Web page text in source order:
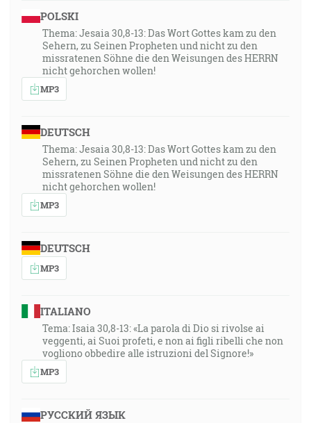
POLSKI
Thema: Jesaia 30,8-13: Das Wort Gottes kam zu den
Sehern, zu Seinen Propheten und nicht zu den
missratenen Söhne die den Weisungen des HERRN
nicht gehorchen wollen!
MP3
DEUTSCH
Thema: Jesaia 30,8-13: Das Wort Gottes kam zu den
Sehern, zu Seinen Propheten und nicht zu den
missratenen Söhne die den Weisungen des HERRN
nicht gehorchen wollen!
MP3
DEUTSCH
MP3
ITALIANO
Tema: Isaia 30,8-13: «La parola di Dio si rivolse ai
veggenti, ai Suoi profeti, e non ai figli ribelli che non
vogliono obbedire alle istruzioni del Signore!»
MP3
РУССКИЙ ЯЗЫК